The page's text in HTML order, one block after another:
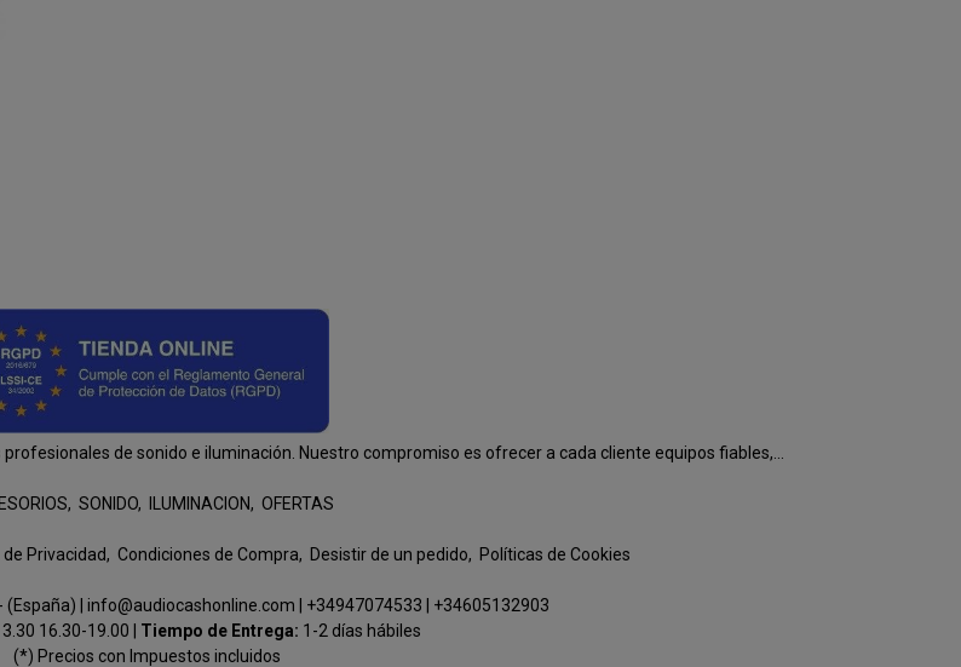
de sonido e iluminación. Nuestro compromiso es ofrecer a cada cliente equipos fiables,...
SONIDO ILUMINACION OFERTAS
de Privacidad Condiciones de Compra Desistir de un pedido Políticas de Cookies
(España) | info@audiocashonline.com | +34947074533
+34605132903
16.30-19.00 | Tiempo de Entrega: 1-2 días hábiles
(*) Precios con Impuestos incluidos